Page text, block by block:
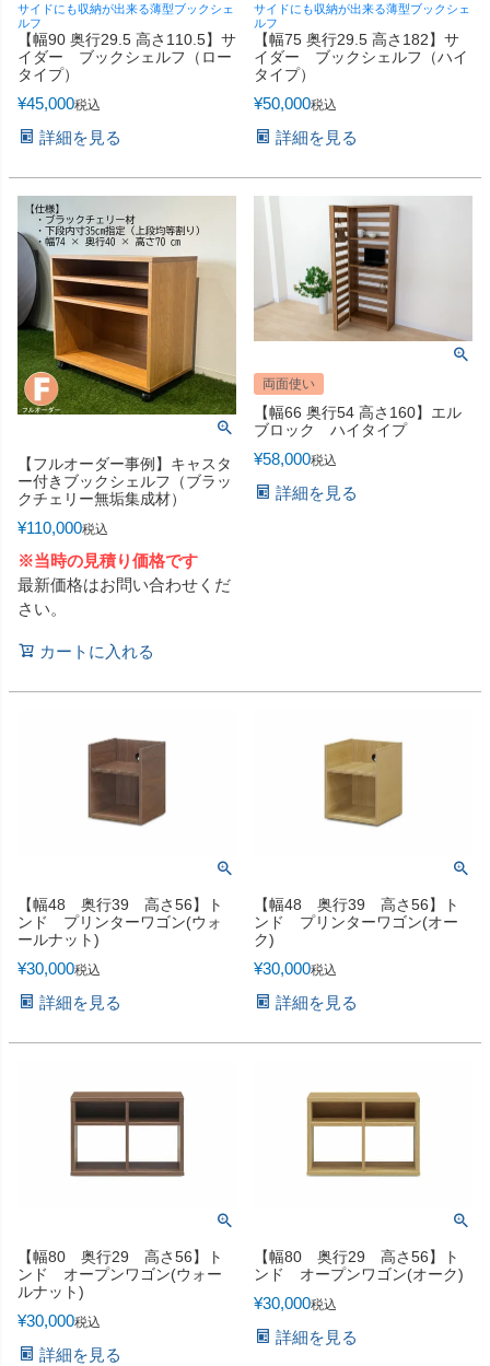
サイドにも収納が出来る薄型ブックシェ
ルフ
【幅90 奥行29.5 高さ110.5】サ
イダー ブックシェルフ（ロー
タイプ）
¥45,000税込
詳細を見る
サイドにも収納が出来る薄型ブックシェ
ルフ
【幅75 奥行29.5 高さ182】サ
イダー ブックシェルフ（ハイ
タイプ）
¥50,000税込
詳細を見る
【フルオーダー事例】キャスタ
ー付きブックシェルフ（ブラッ
クチェリー無垢集成材）
¥110,000税込
※当時の見積り価格です
最新価格はお問い合わせくだ
さい。
カートに入れる
両面使い
【幅66 奥行54 高さ160】エル
ブロック ハイタイプ
¥58,000税込
詳細を見る
【幅48 奥行39 高さ56】ト
ンド プリンターワゴン(ウォ
ールナット)
¥30,000税込
詳細を見る
【幅48 奥行39 高さ56】ト
ンド プリンターワゴン(オー
ク)
¥30,000税込
詳細を見る
【幅80 奥行29 高さ56】ト
ンド オープンワゴン(ウォー
ルナット)
¥30,000税込
詳細を見る
【幅80 奥行29 高さ56】ト
ンド オープンワゴン(オーク)
¥30,000税込
詳細を見る